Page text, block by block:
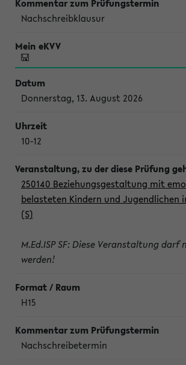
Nachschreibklausur
Donnerstag, 13. August 2026
10-12
250140 Beziehungsgestaltung mit
belasteten Kindern und Jugendlichen
(S)
M.Ed.ISP SF: Diese Veranstaltung
werden!
H15
Nachschreibetermin